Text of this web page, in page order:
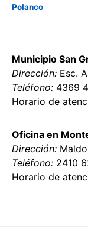
Polanco
Municipio San
Dirección: Esc.
Teléfono: 4369
Horario de
Oficina en
Dirección:
Teléfono: 2410
Horario de